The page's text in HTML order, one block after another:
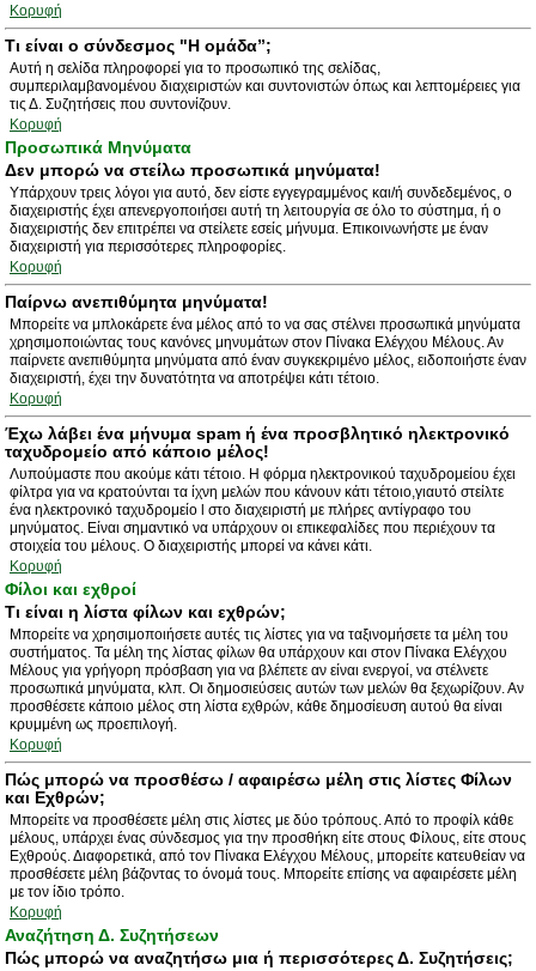
Κορυφή
Τι είναι ο σύνδεσμος "Η ομάδα”;
Αυτή η σελίδα πληροφορεί για το προσωπικό της σελίδας,
συμπεριλαμβανομένου διαχειριστών και συντονιστών όπως και λεπτομέρειες για
τις Δ. Συζητήσεις που συντονίζουν.
Κορυφή
Προσωπικά Μηνύματα
Δεν μπορώ να στείλω προσωπικά μηνύματα!
Υπάρχουν τρεις λόγοι για αυτό, δεν είστε εγγεγραμμένος και/ή συνδεδεμένος, ο
διαχειριστής έχει απενεργοποιήσει αυτή τη λειτουργία σε όλο το σύστημα, ή ο
διαχειριστής δεν επιτρέπει να στείλετε εσείς μήνυμα. Επικοινωνήστε με έναν
διαχειριστή για περισσότερες πληροφορίες.
Κορυφή
Παίρνω ανεπιθύμητα μηνύματα!
Μπορείτε να μπλοκάρετε ένα μέλος από το να σας στέλνει προσωπικά μηνύματα
χρησιμοποιώντας τους κανόνες μηνυμάτων στον Πίνακα Ελέγχου Μέλους. Αν
παίρνετε ανεπιθύμητα μηνύματα από έναν συγκεκριμένο μέλος, ειδοποιήστε έναν
διαχειριστή, έχει την δυνατότητα να αποτρέψει κάτι τέτοιο.
Κορυφή
Έχω λάβει ένα μήνυμα spam ή ένα προσβλητικό ηλεκτρονικό
ταχυδρομείο από κάποιο μέλος!
Λυπούμαστε που ακούμε κάτι τέτοιο. Η φόρμα ηλεκτρονικού ταχυδρομείου έχει
φίλτρα για να κρατούνται τα ίχνη μελών που κάνουν κάτι τέτοιο,γιαυτό στείλτε
ένα ηλεκτρονικό ταχυδρομείο l στο διαχειριστή με πλήρες αντίγραφο του
μηνύματος. Είναι σημαντικό να υπάρχουν οι επικεφαλίδες που περιέχουν τα
στοιχεία του μέλους. Ο διαχειριστής μπορεί να κάνει κάτι.
Κορυφή
Φίλοι και εχθροί
Τι είναι η λίστα φίλων και εχθρών;
Μπορείτε να χρησιμοποιήσετε αυτές τις λίστες για να ταξινομήσετε τα μέλη του
συστήματος. Τα μέλη της λίστας φίλων θα υπάρχουν και στον Πίνακα Ελέγχου
Μέλους για γρήγορη πρόσβαση για να βλέπετε αν είναι ενεργοί, να στέλνετε
προσωπικά μηνύματα, κλπ. Οι δημοσιεύσεις αυτών των μελών θα ξεχωρίζουν. Αν
προσθέσετε κάποιο μέλος στη λίστα εχθρών, κάθε δημοσίευση αυτού θα είναι
κρυμμένη ως προεπιλογή.
Κορυφή
Πώς μπορώ να προσθέσω / αφαιρέσω μέλη στις λίστες Φίλων
και Εχθρών;
Μπορείτε να προσθέσετε μέλη στις λίστες με δύο τρόπους. Από το προφίλ κάθε
μέλους, υπάρχει ένας σύνδεσμος για την προσθήκη είτε στους Φίλους, είτε στους
Εχθρούς. Διαφορετικά, από τον Πίνακα Ελέγχου Μέλους, μπορείτε κατευθείαν να
προσθέσετε μέλη βάζοντας το όνομά τους. Μπορείτε επίσης να αφαιρέσετε μέλη
με τον ίδιο τρόπο.
Κορυφή
Αναζήτηση Δ. Συζητήσεων
Πώς μπορώ να αναζητήσω μια ή περισσότερες Δ. Συζητήσεις;